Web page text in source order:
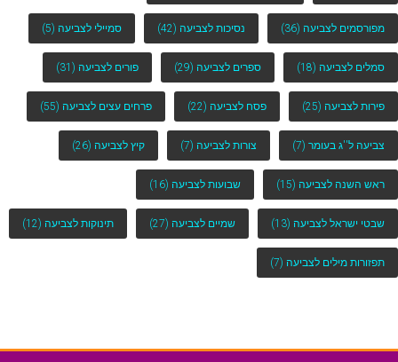
מפורסמים לצביעה (36) נסיכות לצביעה (42) סמיילי לצביעה (5)
סמלים לצביעה (18) ספרים לצביעה (29) פורים לצביעה (31)
פירות לצביעה (25) פסח לצביעה (22) פרחים עצים לצביעה (55)
צביעה ל''ג בעומר (7) צורות לצביעה (7) קיץ לצביעה (26)
ראש השנה לצביעה (15) שבועות לצביעה (16)
שבטי ישראל לצביעה (13) שמיים לצביעה (27) תינוקות לצביעה (12)
תפזורות מילים לצביעה (7)